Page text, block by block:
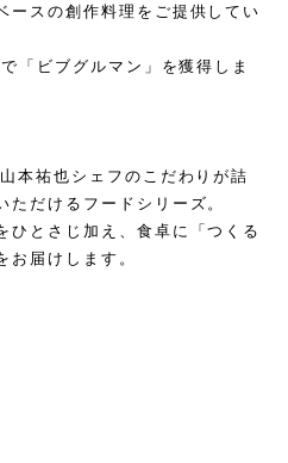
ースの創作料理をご提供してい
「ビブグルマン」を獲得しま
本祐也シェフのこだわりが詰
ただけるフードシリーズ。
ひとさじ加え、食卓に「つくる
お届けします。